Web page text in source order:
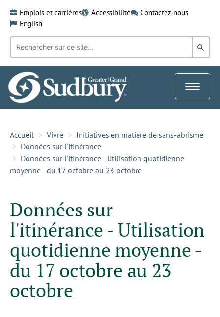
content
Emplois et carrières Accessibilité
Contactez-nous
English
Recherche
mot-
clé:
dans
Toggle
Accueil Vivre
Initiatives en matière de sans-abrisme
Données sur l'itinérance
Données sur l'itinérance - Utilisation quotidienne
moyenne - du 17 octobre au 23 octobre
Données sur
l'itinérance - Utilisation
quotidienne moyenne -
du 17 octobre au 23
octobre